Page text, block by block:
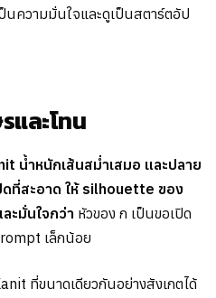
นความมั่นใจและดูเป็นสตาร์ตอัป
และโทน
น้ำหนักเส้นสม่ำเสมอ และปลาย
ที่สะอาด ให้ silhouette ของ
ะมั่นใจกว่า หัวของ ก เป็นขอเปิด
เล็กน้อย
ที่ขนาดเดียวกันอย่างสังเกตได้